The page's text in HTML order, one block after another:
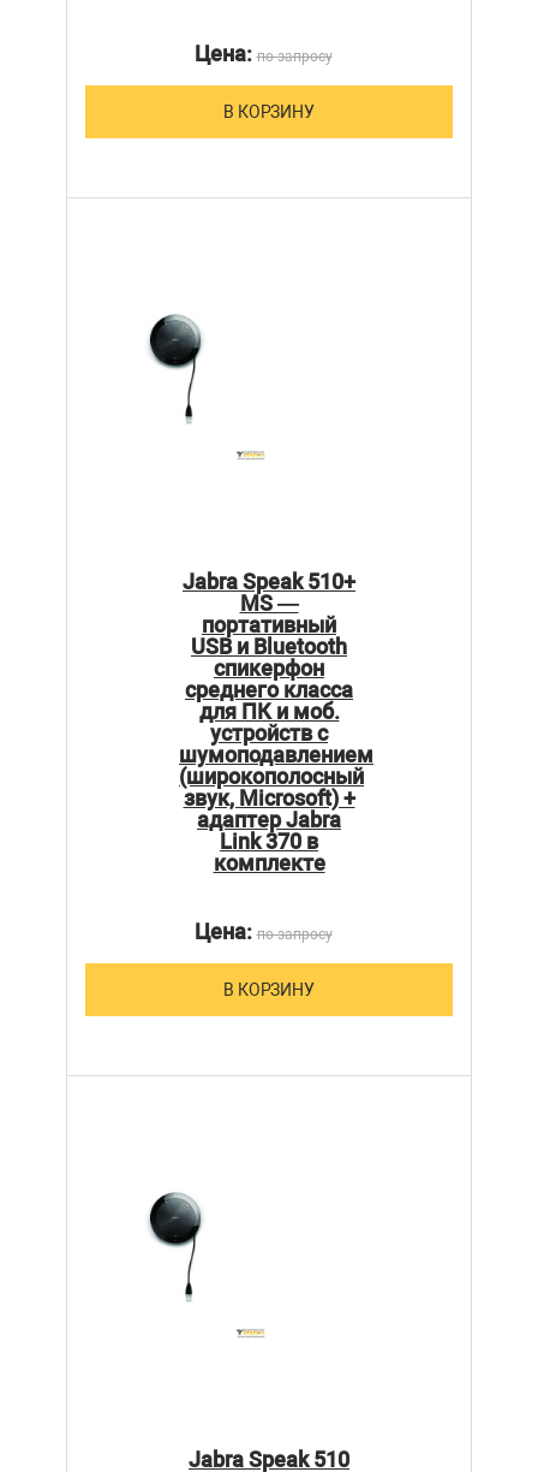
Цена:по запросу
В КОРЗИНУ
Jabra Speak 510+
MS —
портативный
USB и Bluetooth
спикерфон
среднего класса
для ПК и моб.
устройств с
шумоподавлением
(широкополосный
звук, Microsoft) +
адаптер Jabra
Link 370 в
комплекте
Цена:по запросу
В КОРЗИНУ
Jabra Speak 510